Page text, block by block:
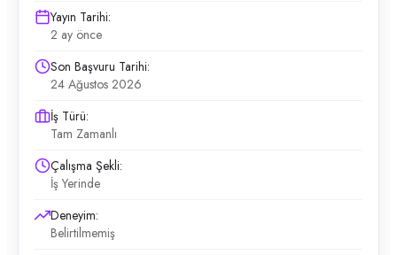
Yayın Tarihi:
2 ay önce
Son Başvuru Tarihi:
24 Ağustos 2026
İş Türü:
Tam Zamanlı
Çalışma Şekli:
İş Yerinde
Deneyim:
Belirtilmemiş